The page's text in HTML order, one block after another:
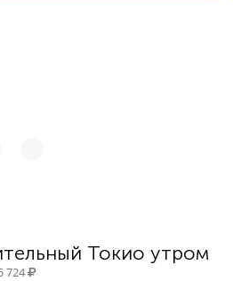
Токио утром
724